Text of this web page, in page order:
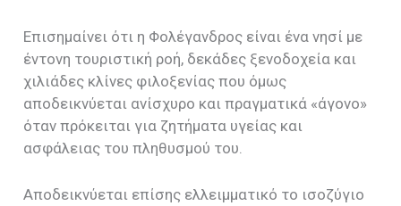
Επισημαίνει ότι η Φολέγανδρος είναι ένα νησί με
έντονη τουριστική ροή, δεκάδες ξενοδοχεία και
χιλιάδες κλίνες φιλοξενίας που όμως
αποδεικνύεται ανίσχυρο και πραγματικά «άγονο»
όταν πρόκειται για ζητήματα υγείας και
ασφάλειας του πληθυσμού του.
Αποδεικνύεται επίσης ελλειμματικό το ισοζύγιο